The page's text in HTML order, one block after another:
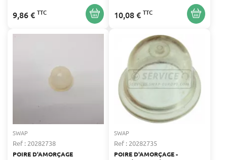
9,86 € TTC 10,08 € TTC
SWAP
Ref : 20282738
POIRE D'AMORÇAGE
SWAP
Ref : 20282735
POIRE D'AMORÇAGE -